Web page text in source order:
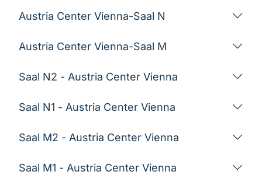
Austria Center Vienna-Saal N
Austria Center Vienna-Saal M
Saal N2 - Austria Center Vienna
Saal N1 - Austria Center Vienna
Saal M2 - Austria Center Vienna
Saal M1 - Austria Center Vienna